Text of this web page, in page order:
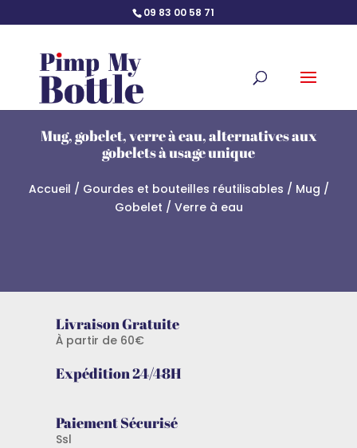
09 83 00 58 71
Mug, gobelet, verre à eau, alternatives aux
gobelets à usage unique
Accueil / Gourdes et bouteilles réutilisables / Mug /
Gobelet / Verre à eau
Livraison Gratuite
À partir de 60€
Expédition 24/48H
Paiement Sécurisé
Ssl